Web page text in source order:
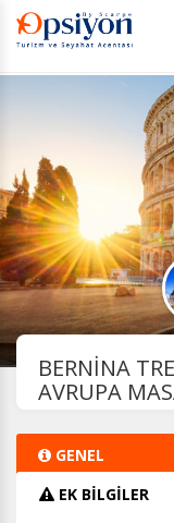
BERNİNA
AVRUPA
GENEL
EK BİLGİLER